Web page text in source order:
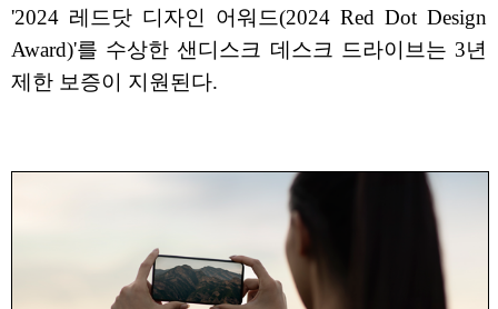
'2024 레드닷 디자인 어워드(2024 Red Dot Design
Award)'를 수상한 샌디스크 데스크 드라이브는 3년
제한 보증이 지원된다.